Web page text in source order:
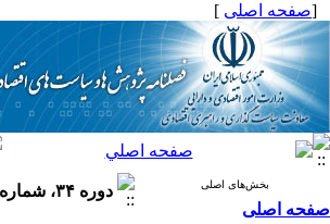
[صفحه اصلی ]
بخش‌های اصلی
صفحه اصلی
دوره ۳۴، شماره ۱۱۷ - ( فصلنامه پژوهش ها و سیاست های اقتصادی ۱۴۰۵ )